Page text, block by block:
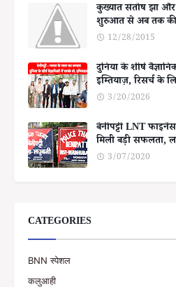
कुख्यात संतोष झा और
शुरुआत से अब तक की
12/28/2015
दुनिया के शीर्ष
इम्तियाज़, रिसर्च के
3/20/2026
बेनीपट्टी LNT
मिली बड़ी सफलता,
3/07/2020
CATEGORIES
BNN स्पेशल
कलुआही